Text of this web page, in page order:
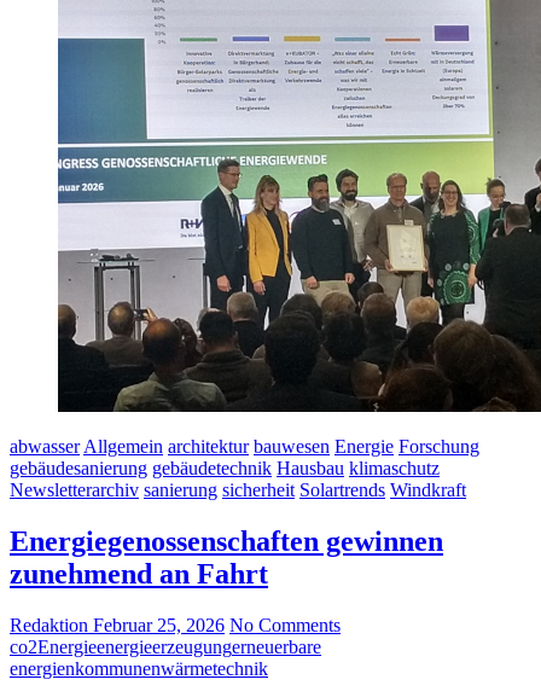
abwasser Allgemein architektur bauwesen Energie Forschung
gebäudesanierung gebäudetechnik Hausbau klimaschutz
Newsletterarchiv sanierung sicherheit Solartrends Windkraft
Energiegenossenschaften gewinnen
zunehmend an Fahrt
Redaktion Februar 25, 2026 No Comments
co2Energieenergieerzeugungerneuerbare
energienkommunenwärmetechnik